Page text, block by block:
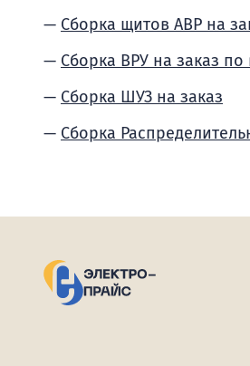
Сборка щитов АВР на
Сборка ВРУ на заказ
Сборка ШУЗ на заказ
Сборка